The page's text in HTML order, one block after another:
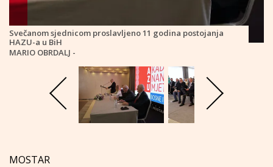
Svečanom sjednicom proslavljeno 11 godina postojanja
HAZU-a u BiH
MARIO OBRDALJ -
MOSTAR